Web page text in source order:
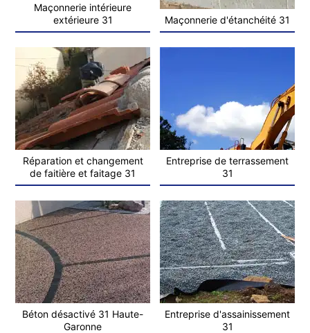
Maçonnerie intérieure
extérieure 31
Maçonnerie d'étanchéité 31
Réparation et changement
de faitière et faitage 31
Entreprise de terrassement
31
Béton désactivé 31 Haute-
Garonne
Entreprise d'assainissement
31